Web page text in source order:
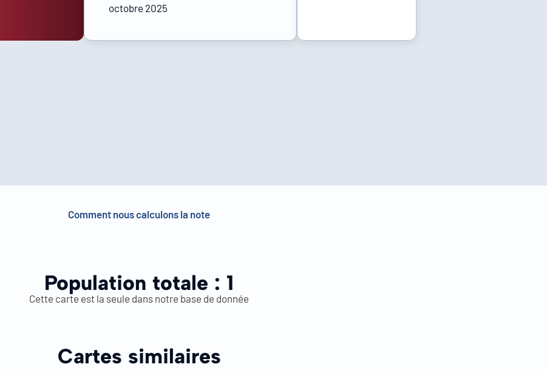
octobre 2025
Comment nous calculons la note
Population totale : 1
Cette carte est la seule dans notre base de donnée
Cartes similaires